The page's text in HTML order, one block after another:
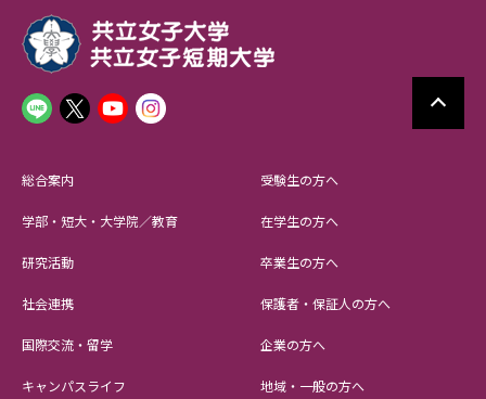
総合案内
学部・短大・大学院／教育
研究活動
社会連携
国際交流・留学
キャンパスライフ
受験生の方へ
在学生の方へ
卒業生の方へ
保護者・保証人の方へ
企業の方へ
地域・一般の方へ